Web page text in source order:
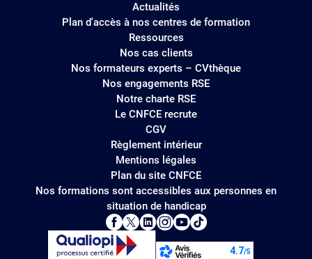
Actualités
Plan d'accès à nos centres de formation
Ressources
Nos cas clients
Nos formateurs experts – CVthèque
Nos engagements RSE
Notre charte RSE
Le CNFCE recrute
CGV
Règlement intérieur
Mentions légales
Plan du site CNFCE
Nos formations sont accessibles aux personnes en
situation de handicap